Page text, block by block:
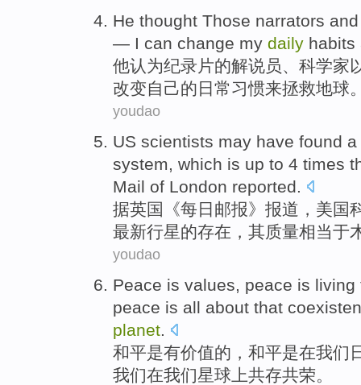
He thought Those narrators
— I can change my daily habits
他认为纪录片的解说员、 科学家
改变自己的 日常习惯来拯救地球
youdao
US scientists may have found a
system, which is up to 4 times
Mail of London reported.
据英国 《每日 邮报》报道， 美国
最新行星的存在， 其质量相当于
youdao
Peace is values, peace is living
peace is all about that
planet.
和平是有价值的，和平是在我们
我们在我们星球上共存共荣。